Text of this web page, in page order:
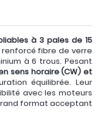
à 3 pales de 15
renforcé fibre de verre
à 6 trous. Pesant
sens horaire (CW) et
équilibrée. Leur
avec les moteurs
format acceptant